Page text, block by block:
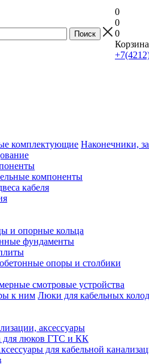
0
0
0
Корзина
Наконечники,
компоненты
кабеля
и опорные кольца
фундаменты
опоры и столбики
смотровые устройства
Люки для кабельных
аксессуары
для люков ГТС и КК
для кабельной